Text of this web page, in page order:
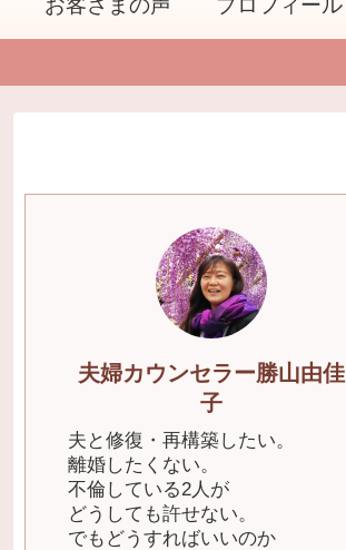
お客さまの声 プロフィール
夫婦カウンセラー勝山由佳
子
夫と修復・再構築したい。
離婚したくない。
不倫している2人が
どうしても許せない。
でもどうすればいいのか